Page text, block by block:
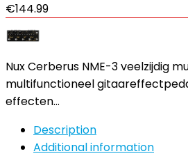
€144.99
Nux Cerberus NME-3 veelzijdig
multifunctioneel
effecten…
Description
Additional information